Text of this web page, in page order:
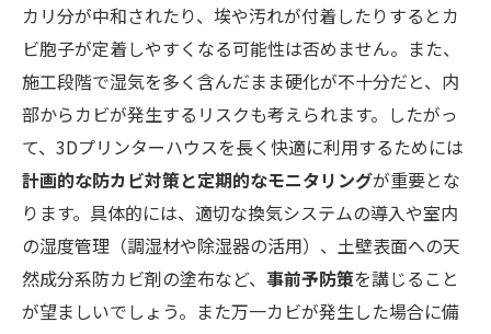
カリ分が中和されたり、埃や汚れが付着したりするとカ
ビ胞子が定着しやすくなる可能性は否めません。また、
施工段階で湿気を多く含んだまま硬化が不十分だと、内
部からカビが発生するリスクも考えられます。したがっ
て、3Dプリンターハウスを長く快適に利用するためには
計画的な防カビ対策と定期的なモニタリングが重要とな
ります。具体的には、適切な換気システムの導入や室内
の湿度管理（調湿材や除湿器の活用）、土壁表面への天
然成分系防カビ剤の塗布など、 事前予防策を講じること
が望ましいでしょう。また万一カビが発生した場合に備